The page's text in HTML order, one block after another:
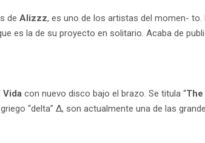
de Alizzz, es uno de los artistas del momen-
es la de su proyecto en solitario. Acaba de
Vida con nuevo disco bajo el brazo. Se titula “The
“delta” Δ, son actualmente una de las